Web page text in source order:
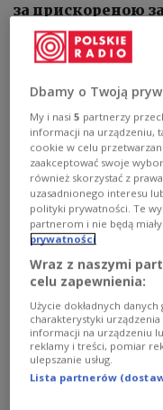
за прискореною
Ілюстраційне фото
Європейська
планованих змін
Dbamy o Twoją
My i nasi5 partnerzy
informacji na urządzeniu,
cookie w celu
zaakceptować swoje
również skorzystać z
uzasadnionego interesu
polityki prywatności. Te
partnerom i nie będą
prywatności
Wraz z naszymi
celu zapewnienia:
Użycie dokładnych
charakterystyki
informacji na urządzeniu
reklamy i treści, pomiar
ulepszanie usług.
Lista partnerów